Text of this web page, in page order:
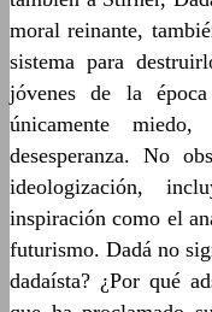
moral reinante,
sistema para
jóvenes de la
únicamente
desesperanza. No
ideologización,
inspiración como el
futurismo. Dadá no
dadaísta? ¿Por qué